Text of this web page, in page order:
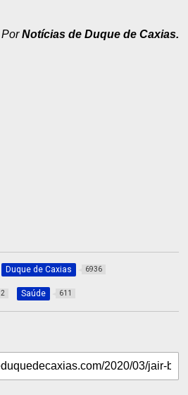
PorNotícias de Duque de Caxias.
Duque de Caxias 6936
2 Saúde 611